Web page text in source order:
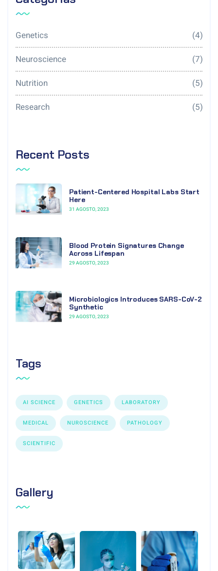
Genetics
(4)
Neuroscience
(7)
Nutrition
(5)
Research
(5)
Recent Posts
Patient-Centered Hospital Labs Start
Here
31 AGOSTO, 2023
Blood Protein Signatures Change
Across Lifespan
29 AGOSTO, 2023
Microbiologics Introduces SARS-CoV-2
Synthetic
29 AGOSTO, 2023
Tags
AI SCIENCE GENETICS LABORATORY
MEDICAL NUROSCIENCE PATHOLOGY
SCIENTIFIC
Gallery